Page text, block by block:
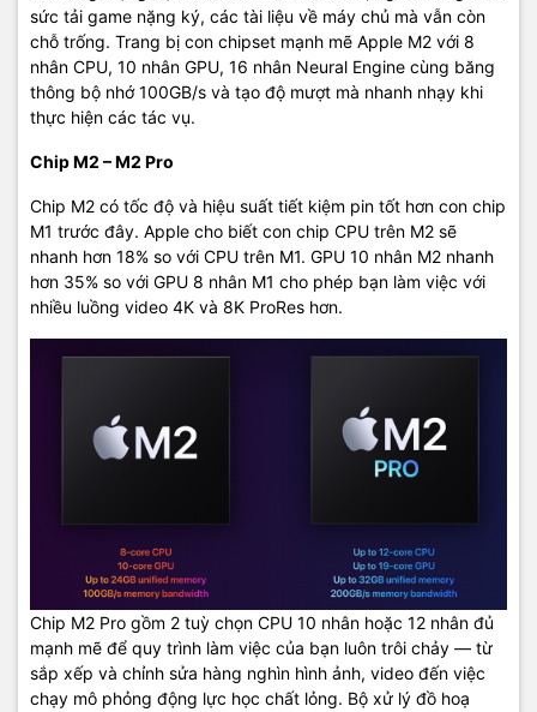
sức tải game nặng ký, các tài liệu về máy chủ mà vẫn còn
chỗ trống. Trang bị con chipset mạnh mẽ Apple M2 với 8
nhân CPU, 10 nhân GPU, 16 nhân Neural Engine cùng băng
thông bộ nhớ 100GB/s và tạo độ mượt mà nhanh nhạy khi
thực hiện các tác vụ.
Chip M2 – M2 Pro
Chip M2 có tốc độ và hiệu suất tiết kiệm pin tốt hơn con chip
M1 trước đây. Apple cho biết con chip CPU trên M2 sẽ
nhanh hơn 18% so với CPU trên M1. GPU 10 nhân M2 nhanh
hơn 35% so với GPU 8 nhân M1 cho phép bạn làm việc với
nhiều luồng video 4K và 8K ProRes hơn.
Chip M2 Pro gồm 2 tuỳ chọn CPU 10 nhân hoặc 12 nhân đủ
mạnh mẽ để quy trình làm việc của bạn luôn trôi chảy — từ
sắp xếp và chỉnh sửa hàng nghìn hình ảnh, video đến việc
chạy mô phỏng động lực học chất lỏng. Bộ xử lý đồ hoạ